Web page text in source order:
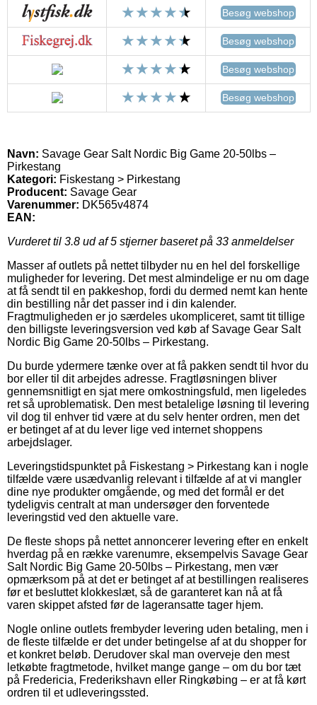
Besøg webshop
Besøg webshop
Besøg webshop
Besøg webshop
Navn: Savage Gear Salt Nordic Big Game 20-50lbs –
Pirkestang
Kategori: Fiskestang > Pirkestang
Producent: Savage Gear
Varenummer: DK565v4874
EAN:
Vurderet til 3.8 ud af 5 stjerner baseret på 33 anmeldelser
Masser af outlets på nettet tilbyder nu en hel del forskellige
muligheder for levering. Det mest almindelige er nu om dage
at få sendt til en pakkeshop, fordi du dermed nemt kan hente
din bestilling når det passer ind i din kalender.
Fragtmuligheden er jo særdeles ukompliceret, samt tit tillige
den billigste leveringsversion ved køb af Savage Gear Salt
Nordic Big Game 20-50lbs – Pirkestang.
Du burde ydermere tænke over at få pakken sendt til hvor du
bor eller til dit arbejdes adresse. Fragtløsningen bliver
gennemsnitligt en sjat mere omkostningsfuld, men ligeledes
ret så uproblematisk. Den mest betalelige løsning til levering
vil dog til enhver tid være at du selv henter ordren, men det
er betinget af at du lever lige ved internet shoppens
arbejdslager.
Leveringstidspunktet på Fiskestang > Pirkestang kan i nogle
tilfælde være usædvanlig relevant i tilfælde af at vi mangler
dine nye produkter omgående, og med det formål er det
tydeligvis centralt at man undersøger den forventede
leveringstid ved den aktuelle vare.
De fleste shops på nettet annoncerer levering efter en enkelt
hverdag på en række varenumre, eksempelvis Savage Gear
Salt Nordic Big Game 20-50lbs – Pirkestang, men vær
opmærksom på at det er betinget af at bestillingen realiseres
før et besluttet klokkeslæt, så de garanteret kan nå at få
varen skippet afsted før de lageransatte tager hjem.
Nogle online outlets frembyder levering uden betaling, men i
de fleste tilfælde er det under betingelse af at du shopper for
et konkret beløb. Derudover skal man overveje den mest
letkøbte fragtmetode, hvilket mange gange – om du bor tæt
på Fredericia, Frederikshavn eller Ringkøbing – er at få kørt
ordren til et udleveringssted.